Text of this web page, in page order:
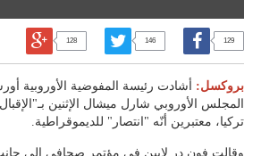
129
146
128
بروكسل: أشادت رئيسة المفوضية الأوروبية
المجلس الأوروبي شارل ميشال الإثنين
تركيا، معتبرين أنّه "انتصار" للديموقراطية.
وقالت فون در لايين في مؤتمر صحافي إلى